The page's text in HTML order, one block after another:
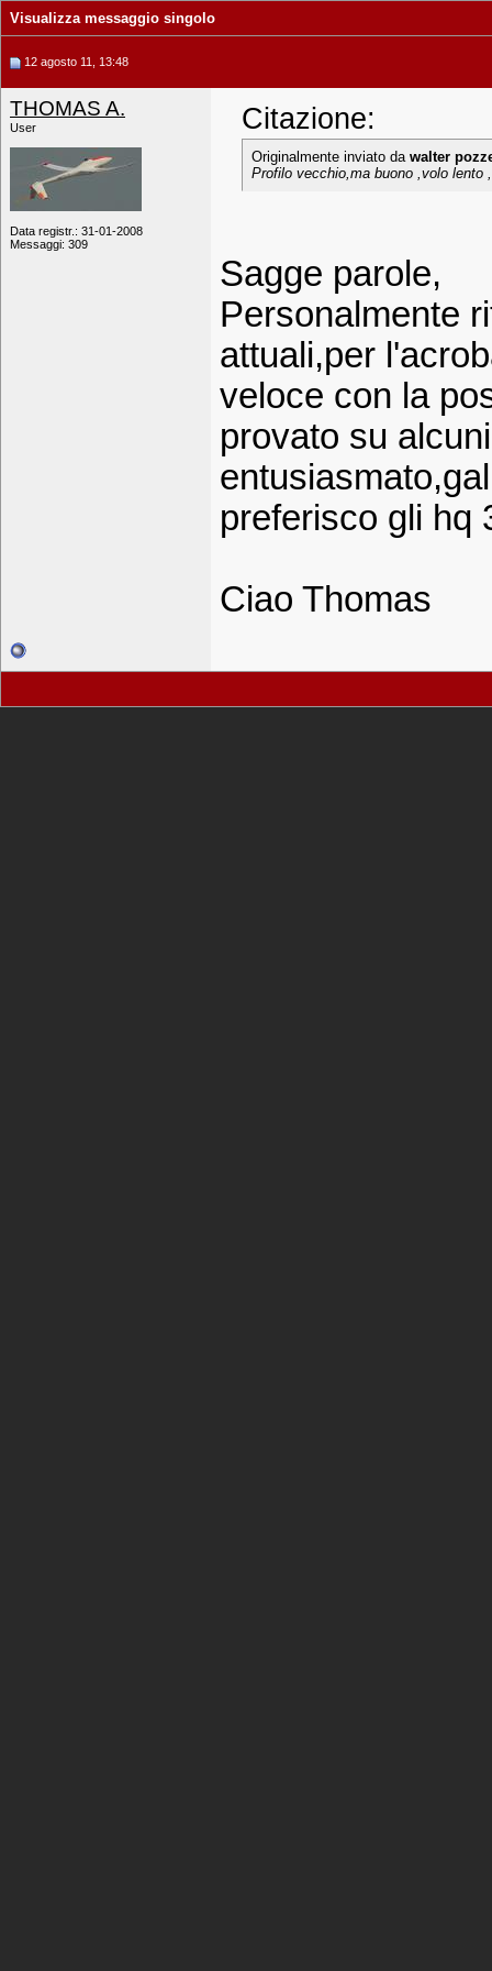
Visualizza messaggio singolo
12 agosto 11, 13:48
THOMAS A.
User
Data registr.: 31-01-2008
Messaggi: 309
Citazione:
Originalmente inviato da walter
Profilo vecchio,ma buono ,volo lento
Sagge parole,
Personalmente
attuali,per
veloce con la
provato su
preferisco gli hq
Ciao Thomas